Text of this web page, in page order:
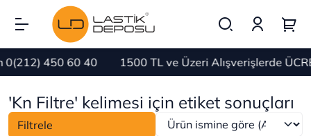
450 60 40 1500 TL ve Üzeri Alışverişlerde ÜCRETSİZ
'Kn Filtre' kelimesi için etiket sonuçları
Filtrele